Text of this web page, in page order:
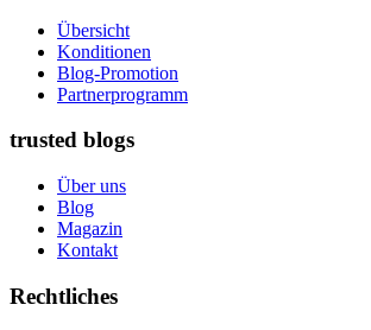
Übersicht
Konditionen
Blog-Promotion
Partnerprogramm
trusted blogs
Über uns
Blog
Magazin
Kontakt
Rechtliches